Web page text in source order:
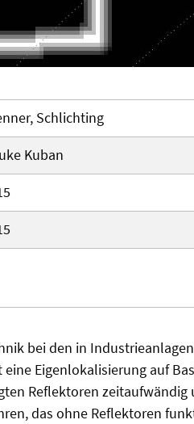
Schlichting
Kuban
bei den in
Eigenlokalisierung auf
Reflektoren
das ohne Reflektoren